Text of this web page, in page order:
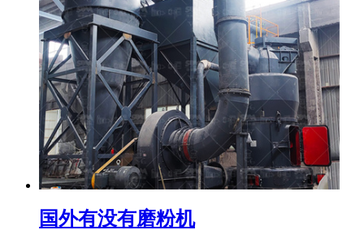
国外有没有磨粉机